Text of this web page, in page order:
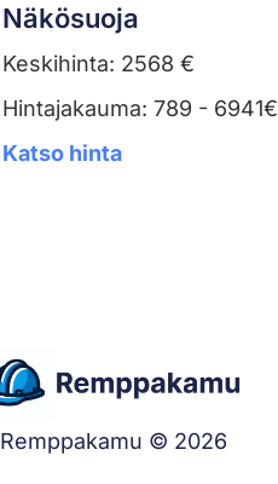
Näkösuoja
Keskihinta: 2568 €
Hintajakauma: 789 - 6941€
Katso hinta
Remppakamu © 2026